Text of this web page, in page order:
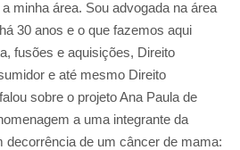
minha área. Sou advogada na área
30 anos e o que fazemos aqui
fusões e aquisições, Direito
e até mesmo Direito
sobre o projeto Ana Paula de
a uma integrante da
decorrência de um câncer de mama: